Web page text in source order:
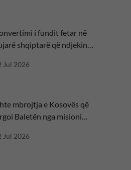
i fundit fetar në
shqiptarë që ndjekin
Jul 2026
mbrojtja e Kosovës që
Baletën nga misioni
Jul 2026